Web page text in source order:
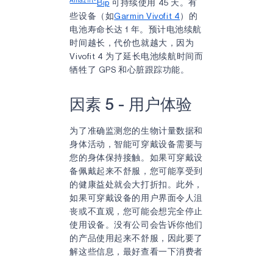
Bip 可持续使用 45 天。有
些设备（如Garmin Vivofit 4）的
电池寿命长达 1 年。预计电池续航
时间越长，代价也就越大，因为
Vivofit 4 为了延长电池续航时间而
牺牲了 GPS 和心脏跟踪功能。
因素 5 - 用户体验
为了准确监测您的生物计量数据和
身体活动，智能可穿戴设备需要与
您的身体保持接触。如果可穿戴设
备佩戴起来不舒服，您可能享受到
的健康益处就会大打折扣。此外，
如果可穿戴设备的用户界面令人沮
丧或不直观，您可能会想完全停止
使用设备。没有公司会告诉你他们
的产品使用起来不舒服，因此要了
解这些信息，最好查看一下消费者